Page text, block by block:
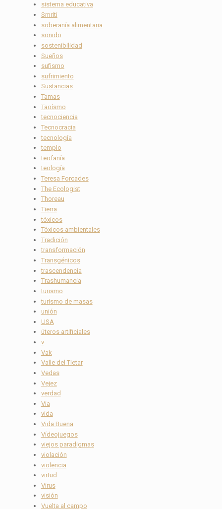
sistema educativa
Smriti
soberanía alimentaria
sonido
sostenibilidad
Sueños
sufismo
sufrimiento
Sustancias
Tamas
Taoísmo
tecnociencia
Tecnocracia
tecnología
templo
teofanía
teología
Teresa Forcades
The Ecologist
Thoreau
Tierra
tóxicos
Tóxicos ambientales
Tradición
transformación
Transgénicos
trascendencia
Trashumancia
turismo
turismo de masas
unión
USA
úteros artificiales
v
Vak
Valle del Tietar
Vedas
Vejez
verdad
Via
vida
Vida Buena
Vídeojuegos
viejos paradigmas
violación
violencia
virtud
Virus
visión
Vuelta al campo